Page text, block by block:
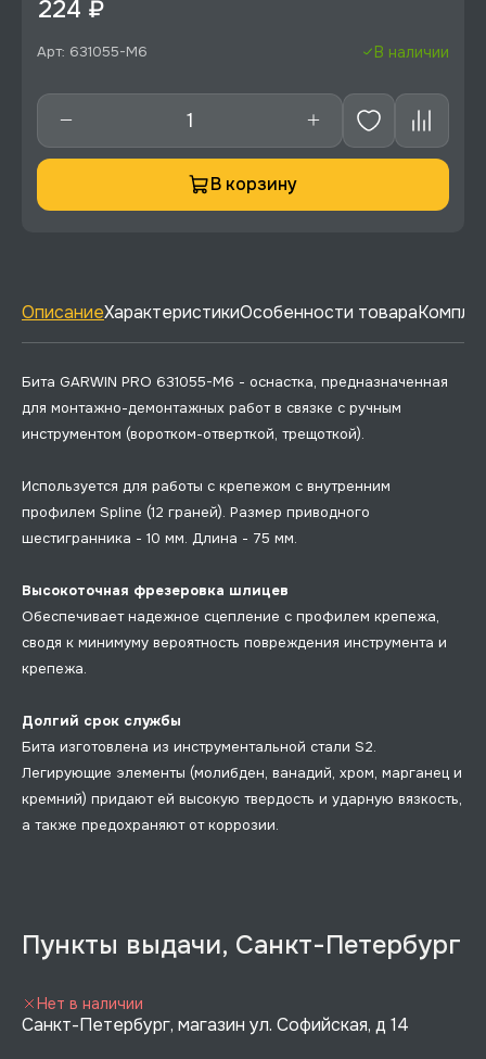
224 ₽
Арт: 631055-M6 В наличии
В корзину
ОписаниеХарактеристикиОсобенности товара
Бита GARWIN PRO 631055-M6 - оснастка, предназначенная
для монтажно-демонтажных работ в связке с ручным
инструментом (воротком-отверткой, трещоткой).
Используется для работы с крепежом с внутренним
профилем Spline (12 граней). Размер приводного
шестигранника - 10 мм. Длина - 75 мм.
Высокоточная фрезеровка шлицев
Обеспечивает надежное сцепление с профилем крепежа,
сводя к минимуму вероятность повреждения инструмента и
крепежа.
Долгий срок службы
Бита изготовлена из инструментальной стали S2.
Легирующие элементы (молибден, ванадий, хром, марганец и
кремний) придают ей высокую твердость и ударную вязкость,
а также предохраняют от коррозии.
Пункты выдачи, Санкт-Петербург
Санкт-Петербург, магазин ул. Софийская, д 14
Нет в наличии